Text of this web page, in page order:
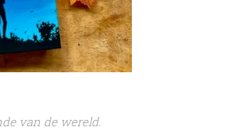
van de wereld.